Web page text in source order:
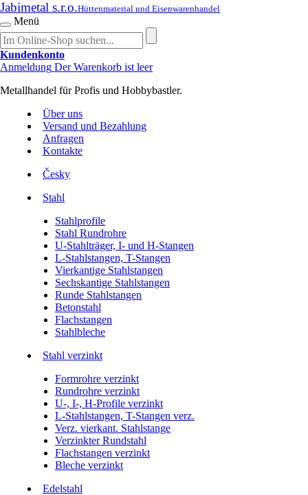
Jabimetal s.r.o.Hüttenmaterial und Eisenwarenhandel
Menü
Kundenkonto
Anmeldung Der Warenkorb ist leer
Metallhandel für Profis und Hobbybastler.
Über uns
Versand und Bezahlung
Anfragen
Kontakte
Česky
Stahl
Stahlprofile
Stahl Rundrohre
U-Stahlträger, I- und H-Stangen
L-Stahlstangen, T-Stangen
Vierkantige Stahlstangen
Sechskantige Stahlstangen
Runde Stahlstangen
Betonstahl
Flachstangen
Stahlbleche
Stahl verzinkt
Formrohre verzinkt
Rundrohre verzinkt
U-, I-, H-Profile verzinkt
L-Stahlstangen, T-Stangen verz.
Verz. vierkant. Stahlstange
Verzinkter Rundstahl
Flachstangen verzinkt
Bleche verzinkt
Edelstahl